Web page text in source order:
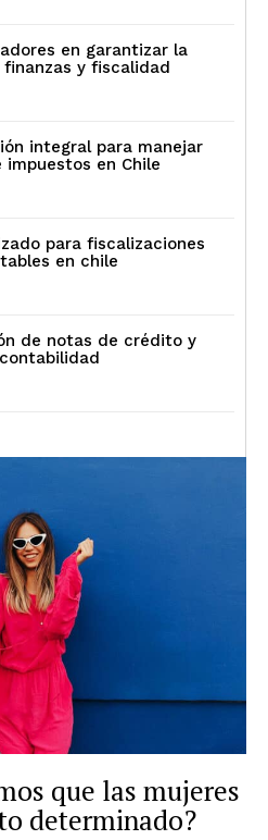
en garantizar la
y fiscalidad
integral para manejar
en Chile
para fiscalizaciones
en chile
de notas de crédito y
que las mujeres
determinado?